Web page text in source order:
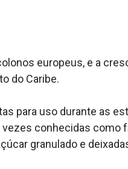
europeus, e a
do Caribe.
para uso durante as
vezes conhecidas
granulado e